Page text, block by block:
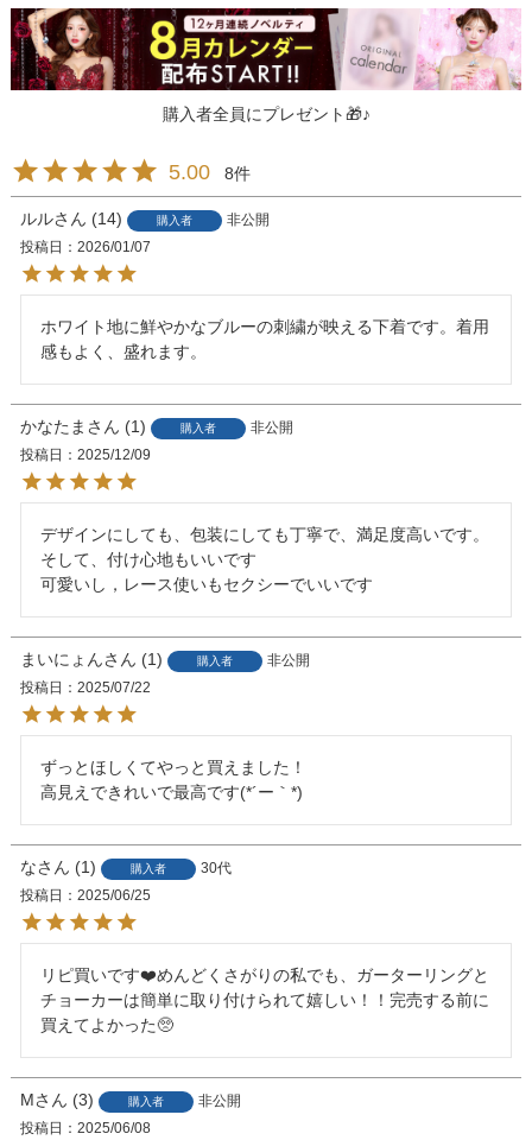
購入者全員にプレゼント🎁♪
5.00 8
ルル 14 購入者
非公開
投稿日
2026/01/07
ホワイト地に鮮やかなブルーの刺繍が映える下着です。着用
感もよく、盛れます。
かなたま 1 購入者
非公開
投稿日
2025/12/09
デザインにしても、包装にしても丁寧で、満足度高いです。
そして、付け心地もいいです
可愛いし，レース使いもセクシーでいいです
まいにょん 1 購入者
非公開
投稿日
2025/07/22
ずっとほしくてやっと買えました！
高見えできれいで最高です(*´ー｀*)
な 1 購入者
30代
投稿日
2025/06/25
リピ買いです❤️めんどくさがりの私でも、ガーターリングと
チョーカーは簡単に取り付けられて嬉しい！！完売する前に
買えてよかった🥺
M 3 購入者
非公開
投稿日
2025/06/08